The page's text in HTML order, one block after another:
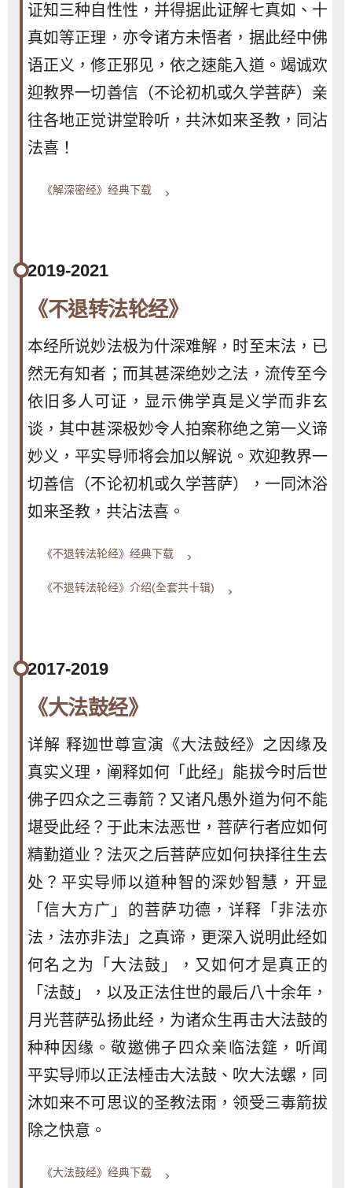
证知三种自性性，并得据此证解七真如、十
真如等正理，亦令诸方未悟者，据此经中佛
语正义，修正邪见，依之速能入道。竭诚欢
迎教界一切善信（不论初机或久学菩萨）亲
往各地正觉讲堂聆听，共沐如来圣教，同沾
法喜！
《解深密经》经典下载 keyboard_arrow_right
2019-2021
《不退转法轮经》
本经所说妙法极为什深难解，时至末法，已
然无有知者；而其甚深绝妙之法，流传至今
依旧多人可证，显示佛学真是义学而非玄
谈，其中甚深极妙令人拍案称绝之第一义谛
妙义，平实导师将会加以解说。欢迎教界一
切善信（不论初机或久学菩萨），一同沐浴
如来圣教，共沾法喜。
《不退转法轮经》经典下载 keyboard_arrow_right
《不退转法轮经》介绍(全套共十辑) keyboard_arrow_right
2017-2019
《大法鼓经》
详解 释迦世尊宣演《大法鼓经》之因缘及
真实义理，阐释如何「此经」能拔今时后世
佛子四众之三毒箭？又诸凡愚外道为何不能
堪受此经？于此末法恶世，菩萨行者应如何
精勤道业？法灭之后菩萨应如何抉择往生去
处？平实导师以道种智的深妙智慧，开显
「信大方广」的菩萨功德，详释「非法亦
法，法亦非法」之真谛，更深入说明此经如
何名之为「大法鼓」，又如何才是真正的
「法鼓」，以及正法住世的最后八十余年，
月光菩萨弘扬此经，为诸众生再击大法鼓的
种种因缘。敬邀佛子四众亲临法筵，听闻
平实导师以正法棰击大法鼓、吹大法螺，同
沐如来不可思议的圣教法雨，领受三毒箭拔
除之快意。
《大法鼓经》经典下载 keyboard_arrow_right